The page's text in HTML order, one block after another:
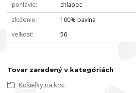
pohlavie
chlapec
zloženie
100% bavlna
veľkosť
56
Tovar zaradený v kategóriách
Košieľky na krst